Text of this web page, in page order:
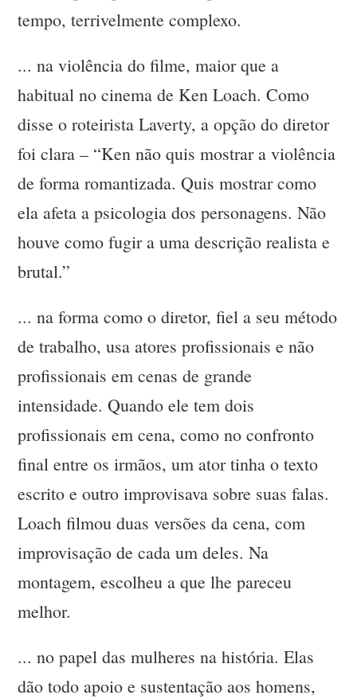
tempo, terrivelmente complexo.
... na violência do filme, maior que a
habitual no cinema de Ken Loach. Como
disse o roteirista Laverty, a opção do diretor
foi clara – “Ken não quis mostrar a violência
de forma romantizada. Quis mostrar como
ela afeta a psicologia dos personagens. Não
houve como fugir a uma descrição realista e
brutal.”
... na forma como o diretor, fiel a seu método
de trabalho, usa atores profissionais e não
profissionais em cenas de grande
intensidade. Quando ele tem dois
profissionais em cena, como no confronto
final entre os irmãos, um ator tinha o texto
escrito e outro improvisava sobre suas falas.
Loach filmou duas versões da cena, com
improvisação de cada um deles. Na
montagem, escolheu a que lhe pareceu
melhor.
... no papel das mulheres na história. Elas
dão todo apoio e sustentação aos homens,